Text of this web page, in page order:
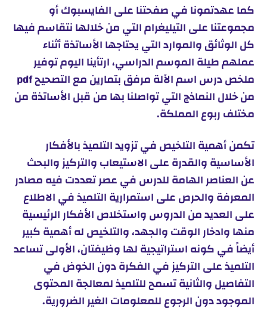
كما عهدتمونا في صفحتنا على الفايسبوك أو
مجموعتنا على التيليغرام التي من خلالها نتقاسم فيها
كل الوثائق والموارد التي يحتاجها الأساتذة أثناء
عملهم طيلة الموسم الدراسي، ارتأينا اليوم توفير
ملخص درس اسم الآلة مرفق بتمارين مع التصحيح pdf
من خلال النماذج التي تواصلنا بها من قبل الأساتذة من
مختلف ربوع المملكة.
تكمن أهمية التلخيص في تزويد التلميذ بالأفكار
الأساسية والقدرة على الاستيعاب والتركيز والبحث
عن العناصر الهامة للدرس في عصر تعددت فيه مصادر
المعرفة والحرص على استمرارية التلميذ في الاطلاع
على العديد من الدروس واستخلاص الأفكار الرئيسية
منها وادخار الوقت والجهد، والتلخيص له أهمية كبير
أيضاً في كونه استراتيجية لها وظيفتان، الأولى تساعد
التلميذ على التركيز في الفكرة دون الخوض في
التفاصيل والثانية تسمح للتلميذ لمعالجة المحتوى
الموجود دون الرجوع للمعلومات الغير الضرورية.